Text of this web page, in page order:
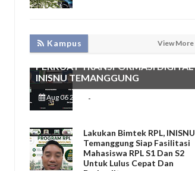
Kampus View More
KEMBANGKAN SIM LAYANAN,
HADIRKAN TIM SEVIMA UNTUK
PERKUAT TRANSFORMASI DIGITAL
INISNU TEMANGGUNG
Aug 06 2026 -
Lakukan Bimtek RPL, INISNU
Temanggung Siap Fasilitasi
Mahasiswa RPL S1 Dan S2
Untuk Lulus Cepat Dan